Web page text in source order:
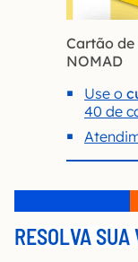
Cartão
NOMAD
Use o
40 de
RESOLVA SUA